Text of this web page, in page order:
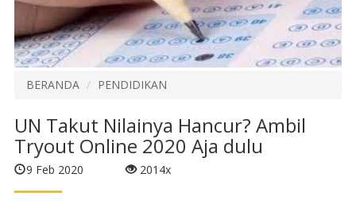
BERANDA PENDIDIKAN
UN Takut Nilainya Hancur? Ambil
Tryout Online 2020 Aja dulu
9 Feb 2020 2014x